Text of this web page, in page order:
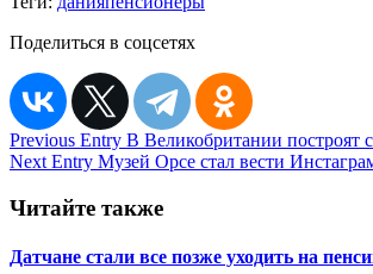
Поделиться в соцсетях
Навигация
по
записям
Previous Entry В Великобритании построят
Next Entry Музей Орсе стал вести
Читайте также
Датчане стали все позже уходить на